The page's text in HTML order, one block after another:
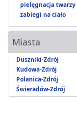
pielęgnacja
zabiegi na ciało
Miasta
Duszniki-Zdrój
Kudowa-Zdrój
Polanica-Zdrój
Świeradów-Zdrój